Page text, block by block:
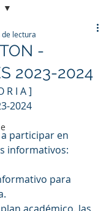
-
2023-2024
de lectura
R I A ]
2024
participar en
informativos:
para